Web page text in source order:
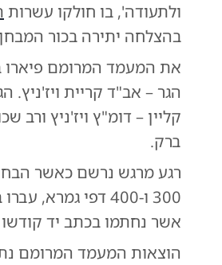
ולתעודה', בו חולקו עשרות
בהצלחה יתירה בכור
את המעמד המרומם פיארו
הגר – אב"ד קריית
קליין – דומ"ץ ויז'ניץ ורב
ברק.
רגע מרגש נרשם כאשר
300 ו-400 דפי
אשר נחתמו בכתב יד
הוצאות המעמד המרומם